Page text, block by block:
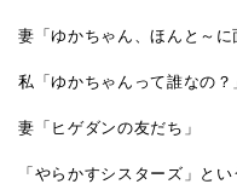
妻「ゆかちゃん、ほんと～に
私「ゆかちゃんって誰なの？
妻「ヒゲダンの友だち」
「やらかすシスターズ」と